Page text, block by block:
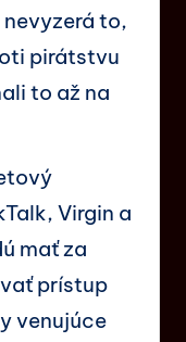
to,
pirátstvu
to až na
Virgin a
mať za
prístup
venujúce